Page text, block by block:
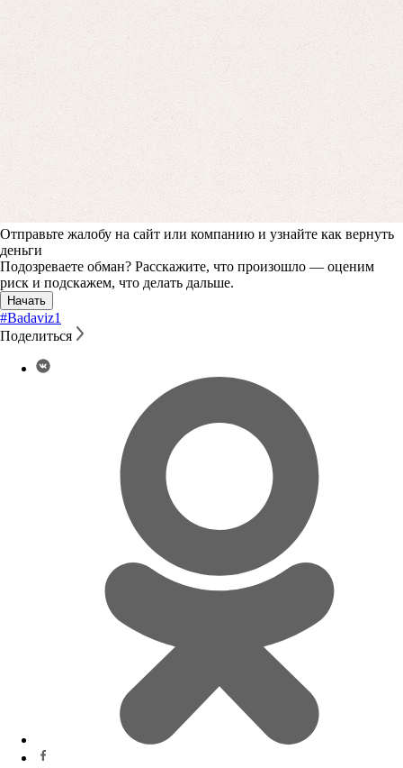
Отправьте жалобу на сайт или компанию и узнайте как вернуть
деньги
Подозреваете обман? Расскажите, что произошло — оценим
риск и подскажем, что делать дальше.
Начать
#Badaviz1
Поделиться